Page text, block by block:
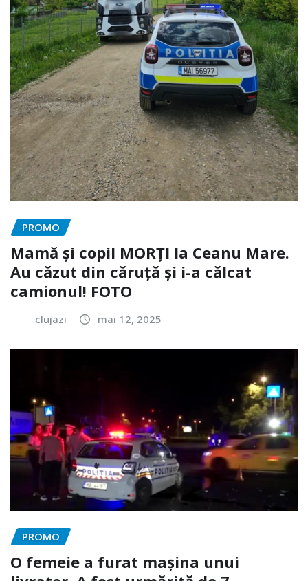
PROMO
Mamă și copil MORȚI la Ceanu Mare.
Au căzut din căruță și i-a călcat
camionul! FOTO
clujazi mai 12, 2025
PROMO
O femeie a furat mașina unui